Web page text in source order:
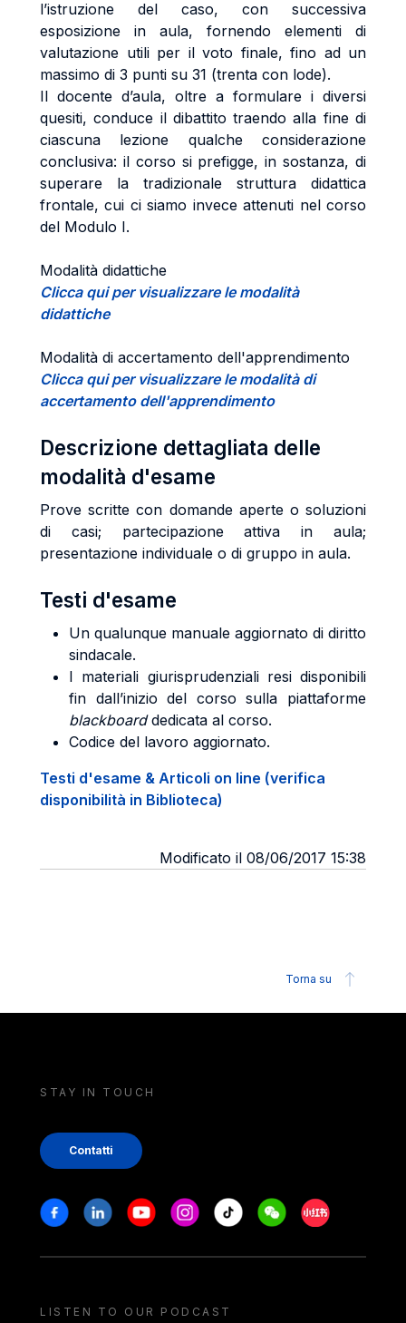
l’istruzione del caso, con successiva
esposizione in aula, fornendo elementi di
valutazione utili per il voto finale, fino ad un
massimo di 3 punti su 31 (trenta con lode).
Il docente d’aula, oltre a formulare i diversi
quesiti, conduce il dibattito traendo alla fine di
ciascuna lezione qualche considerazione
conclusiva: il corso si prefigge, in sostanza, di
superare la tradizionale struttura didattica
frontale, cui ci siamo invece attenuti nel corso
del Modulo I.
Modalità didattiche
Clicca qui per visualizzare le modalità
didattiche
Modalità di accertamento dell'apprendimento
Clicca qui per visualizzare le modalità di
accertamento dell'apprendimento
Descrizione dettagliata delle
modalità d'esame
Prove scritte con domande aperte o soluzioni
di casi; partecipazione attiva in aula;
presentazione individuale o di gruppo in aula.
Testi d'esame
Un qualunque manuale aggiornato di diritto
sindacale.
I materiali giurisprudenziali resi disponibili
fin dall’inizio del corso sulla piattaforme
blackboarddedicata al corso.
Codice del lavoro aggiornato.
Testi d'esame & Articoli on line (verifica
disponibilità in Biblioteca)
Modificato il 08/06/2017 15:38
Torna su
STAY IN TOUCH
Contatti
Stay in touch
FacebookLinkedinYoutubeInstagram
Tiktok WeechatXiaohongshu/
LISTEN TO OUR PODCAST